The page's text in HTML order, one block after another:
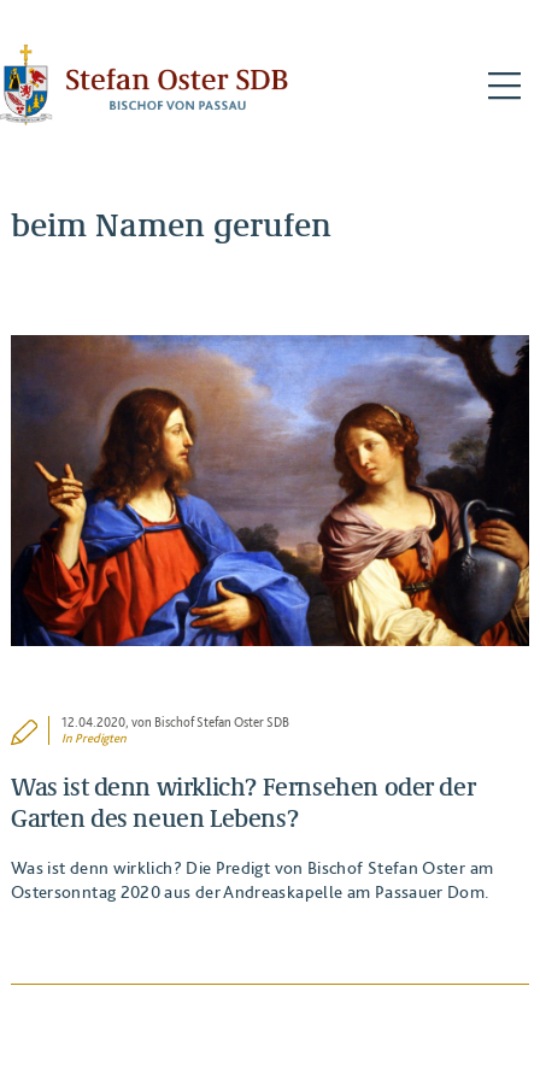
beim Namen gerufen
12.04.2020, von Bischof Stefan Oster SDB
In Predigten
Was ist denn wirklich? Fernsehen oder der
Garten des neuen Lebens?
Was ist denn wirklich? Die Predigt von Bischof Stefan Oster am
Ostersonntag 2020 aus der Andreaskapelle am Passauer Dom.